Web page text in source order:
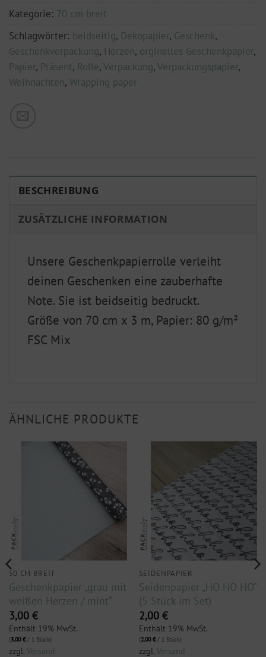
Kategorie: 70 cm breit
Schlagwörter: beidseitig, Dekopapier, Geschenk,
Geschenkverpackung, Herzen, orginelles Geschenkpapier,
Papier, Präsent, Rolle,Verpackung,Verpackungspapier,
Weihnachten, Wrapping paper
BESCHREIBUNG
ZUSÄTZLICHE INFORMATION
Unsere Geschenkpapierrolle verleiht
deinen Geschenken eine zauberhafte
Note. Sie ist beidseitig bedruckt.
Größe von 70 cm x 3 m, Papier: 80 g/m²
FSC Mix
ÄHNLICHE PRODUKTE
50 CM BREIT
Geschenkpapier „grau mit
weißen Herzen / mint“
3,00 €
Enthält 19% MwSt.
(3,00€/ 1 Stück)
zzgl. Versand
SEIDENPAPIER
Seidenpapier „HO HO HO“
(5 Stück im Set)
2,00 €
Enthält 19% MwSt.
(2,00€/ 1 Stück)
zzgl. Versand